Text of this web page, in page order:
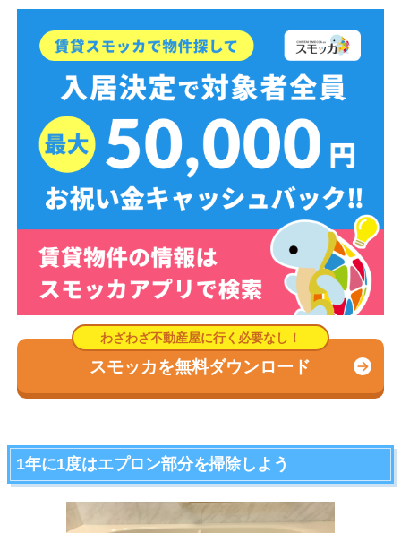
スモッカを無料ダウンロード
1年に1度はエプロン部分を掃除しよう